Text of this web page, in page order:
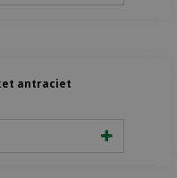
antraciet